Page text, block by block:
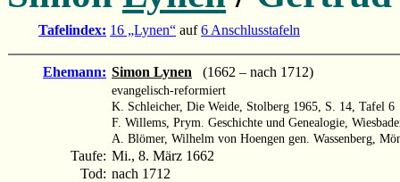
Tafelindex: 16 „Lynen“ auf6 Anschlusstafeln
Ehemann: Simon Lynen (1662 – nach 1712)
evangelisch-reformiert
K. Schleicher, Die Weide, Stolberg 1965, S. 14, Tafel 6
F. Willems, Prym. Geschichte und Genealogie,
A. Blömer, Wilhelm von Hoengen gen. Wassenberg,
Taufe: Mi., 8. März 1662
Tod: nach 1712